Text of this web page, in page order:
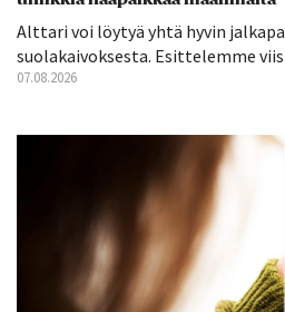
Alttari voi löytyä yhtä hyvin
suolakaivoksesta. Esittelemme
07.08.2026